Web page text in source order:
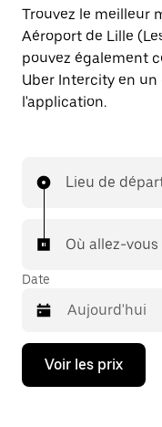
Trouvez le meilleur
Aéroport de Lille
pouvez également
Uber Intercity en
l'application.
Lieu de
Où allez-vous
Date
Appuyez
la
Voir les prix